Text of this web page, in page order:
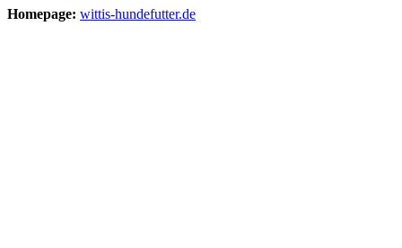
Homepage: wittis-hundefutter.de